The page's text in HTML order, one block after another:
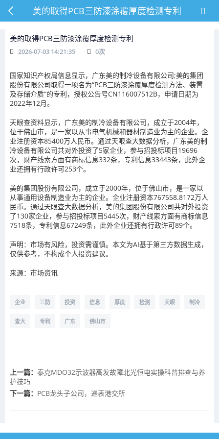
美的取得PCB三防漆涂覆厚度检测专利
美的取得PCB三防漆涂覆厚度检测专利
2026-07-03 14:21:35 0次
国家知识产权局信息显示，广东美的制冷设备有限公司;美的集团
股份有限公司取得一项名为“PCB三防漆涂覆厚度检测方法、装置
及存储介质”的专利，授权公告号CN116007512B，申请日期为
2022年12月。
天眼查资料显示，广东美的制冷设备有限公司，成立于2004年，
位于佛山市，是一家以从事电气机械和器材制造业为主的企业。企
业注册资本85400万人民币。通过天眼查大数据分析，广东美的制
冷设备有限公司共对外投资了5家企业，参与招投标项目19696
次，财产线索方面有商标信息332条，专利信息33443条，此外企
业还拥有行政许可253个。
美的集团股份有限公司，成立于2000年，位于佛山市，是一家以
从事通用设备制造业为主的企业。企业注册资本767558.8172万人
民币。通过天眼查大数据分析，美的集团股份有限公司共对外投资
了130家企业，参与招投标项目5445次，财产线索方面有商标信息
7518条，专利信息67249条，此外企业还拥有行政许可89个。
声明：市场有风险，投资需谨慎。本文为AI基于第三方数据生成，
仅供参考，不构成个人投资建议。
来源：市场资讯
企业 三防 投资 信息 厚度 检测 天眼 制冷
查大 专利 广东 佛山市
上一篇： 泰克MDO32示波器高发故障北光恒电实操科普排查与养
护技巧
下一篇： PCB龙头子公司，递表港交所